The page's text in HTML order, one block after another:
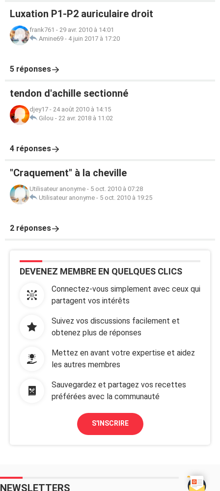
Luxation P1-P2 auriculaire droit
frank761 - 29 avr. 2010 à 14:01
Amine69 - 4 juin 2017 à 17:20
5 réponses
tendon d'achille sectionné
djey17 - 24 août 2010 à 14:15
Gilou - 22 avr. 2018 à 11:02
4 réponses
"Craquement" à la cheville
Utilisateur anonyme - 5 oct. 2010 à 07:28
Utilisateur anonyme - 5 oct. 2010 à 19:25
2 réponses
DEVENEZ MEMBRE EN QUELQUES CLICS
Connectez-vous simplement avec ceux qui
partagent vos intérêts
Suivez vos discussions facilement et
obtenez plus de réponses
Mettez en avant votre expertise et aidez
les autres membres
Sauvegardez et partagez vos recettes
préférées avec la communauté
S'INSCRIRE
NEWSLETTERS